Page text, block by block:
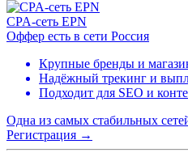
CPA-сеть EPN
Оффер есть в сети Россия
Крупные бренды и
Надёжный трекинг и
Подходит для SEO и
Одна из самых стабильных
Регистрация →